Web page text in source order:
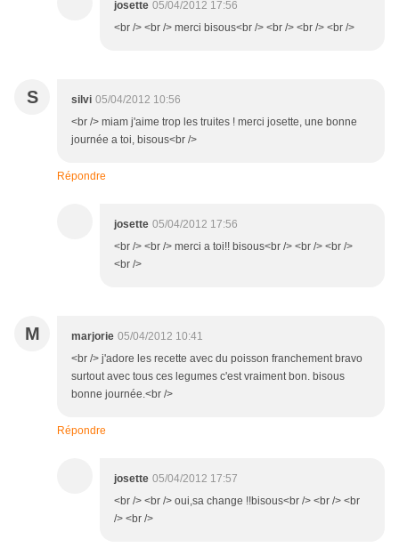
josette 05/04/2012 17:56
<br /> <br /> merci bisous<br /> <br /> <br /> <br />
S silvi 05/04/2012 10:56
<br /> miam j'aime trop les truites ! merci josette, une bonne
journée a toi, bisous<br />
Répondre
josette 05/04/2012 17:56
<br /> <br /> merci a toi!! bisous<br /> <br /> <br />
<br />
M marjorie 05/04/2012 10:41
<br /> j'adore les recette avec du poisson franchement bravo
surtout avec tous ces legumes c'est vraiment bon. bisous
bonne journée.<br />
Répondre
josette 05/04/2012 17:57
<br /> <br /> oui,sa change !!bisous<br /> <br /> <br
/> <br />